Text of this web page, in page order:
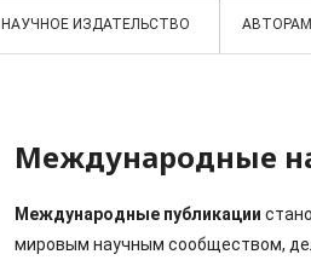
НАУЧНОЕ ИЗДАТЕЛЬСТВО АВТОРАМ
Международные
Международные публикации
мировым научным сообществом,